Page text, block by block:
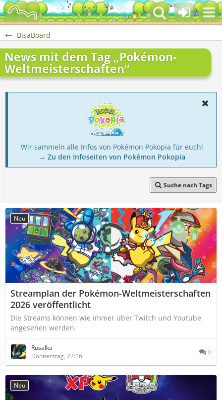
BisaBoard
News mit dem Tag „Pokémon-
Weltmeisterschaften“
Wir sammeln alle Infos von Pokémon Pokopia für euch!
→ Zu den Infoseiten von Pokémon Pokopia
Suche nach Tags
Neu
Streamplan der Pokémon-Weltmeisterschaften
2026 veröffentlicht
Die Streams können wie immer über Twitch und Youtube
angesehen werden.
Rusalka
Donnerstag, 22:16
0
Neu